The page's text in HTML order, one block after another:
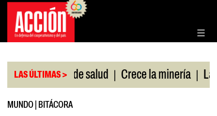
Saltar
contenido
LAS ÚLTIMAS >
cobertura de salud | Crece la minería | La
MUNDO BITÁCORA